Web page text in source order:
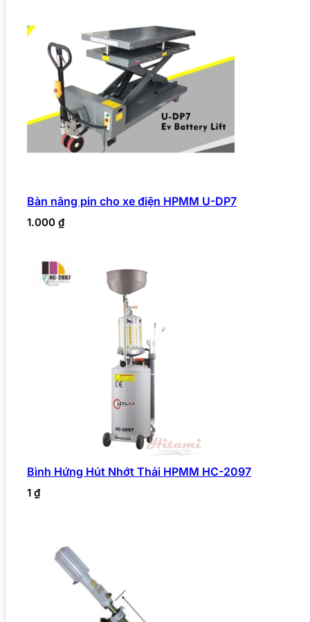
Bàn nâng pin cho xe điện HPMM U-DP7
1.000 ₫
Bình Hứng Hút Nhớt Thải HPMM HC-2097
1 ₫